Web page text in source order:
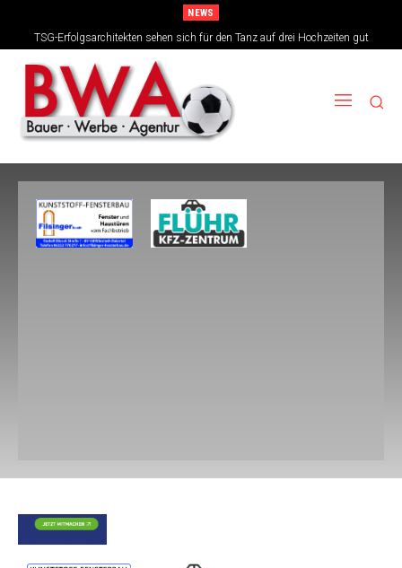
NEWS
TSG-Erfolgsarchitekten sehen sich für den Tanz auf drei Hochzeiten gut
aufgestellt